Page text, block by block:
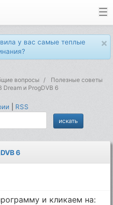
×
у вас самые теплые
вопросы
Полезные советы
Dream и ProgDVB 6
RSS
6
и кликаем на: